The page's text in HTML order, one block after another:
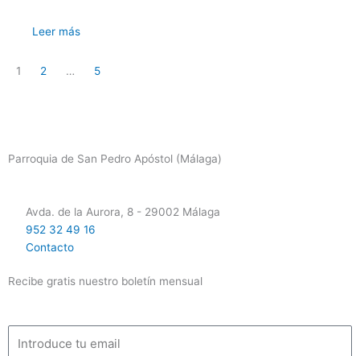
Leer más
1 2 … 5
Parroquia de San Pedro Apóstol (Málaga)
Avda. de la Aurora, 8 - 29002 Málaga
952 32 49 16
Contacto
Recibe gratis nuestro boletín mensual